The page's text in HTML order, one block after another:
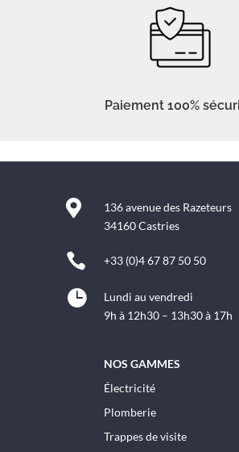
Paiement 100%

136 avenue des Razeteurs
34160 Castries
 +33 (0)4 67 87 50 50

Lundi au vendredi
9h à 12h30 – 13h30 à 17h
NOS GAMMES
Électricité
Plomberie
Trappes de visite